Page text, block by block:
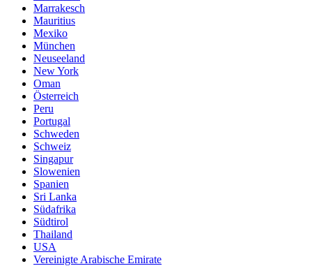
Marrakesch
Mauritius
Mexiko
München
Neuseeland
New York
Oman
Österreich
Peru
Portugal
Schweden
Schweiz
Singapur
Slowenien
Spanien
Sri Lanka
Südafrika
Südtirol
Thailand
USA
Vereinigte Arabische Emirate